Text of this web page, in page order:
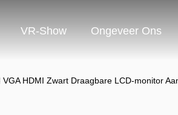
VR-Show Ongeveer Ons
VGA HDMI Zwart Draagbare LCD-monitor